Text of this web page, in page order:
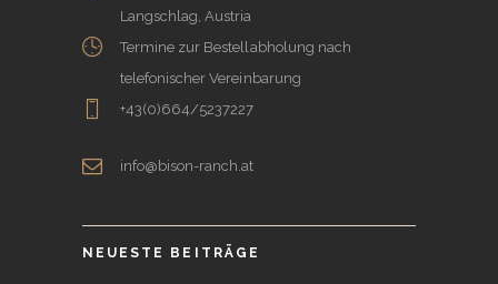
Langschlag, Austria
Termine zur Bestellabholung nach
telefonischer Vereinbarung
+43(0)664/5237227
info@bison-ranch.at
NEUESTE BEITRÄGE